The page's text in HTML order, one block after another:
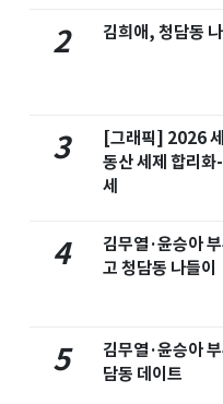
2 김희애, 청담동 나
3
[그래픽] 2026
동산 세제 합리
세
4
김무열·윤승아
고 청담동 나들이
5
김무열·윤승아
담동 데이트